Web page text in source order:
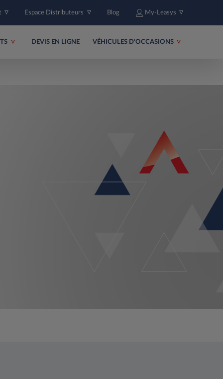
Espace Distributeurs Blog My-Leasys
DEVIS EN LIGNE VÉHICULES D'OCCASIONS